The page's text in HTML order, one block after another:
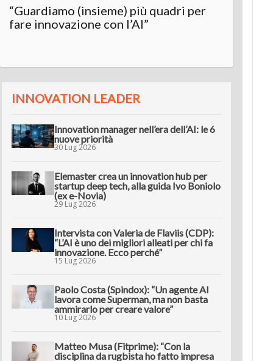
“Guardiamo (insieme) più quadri per
fare innovazione con l’AI”
INNOVATION LEADER
Innovation manager nell’era dell’AI: le 6
nuove priorità
30 Lug 2026
Elemaster crea un innovation hub per
startup deep tech, alla guida Ivo Boniolo
(ex e-Novia)
29 Lug 2026
Intervista con Valeria de Flaviis (CDP):
“L’AI è uno dei migliori alleati per chi fa
innovazione. Ecco perché”
15 Lug 2026
Paolo Costa (Spindox): “Un agente AI
lavora come Superman, ma non basta
ammirarlo per creare valore”
10 Lug 2026
Matteo Musa (Fitprime): “Con la
disciplina da rugbista ho fatto impresa